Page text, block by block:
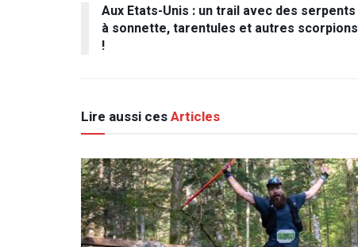
Aux Etats-Unis : un trail avec des serpents
à sonnette, tarentules et autres scorpions
!
Lire aussi cesArticles